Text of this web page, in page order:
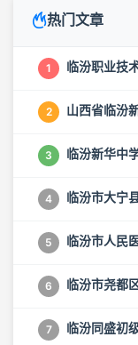
热门文章
1 临汾职业技
2 山西省临汾
3 临汾新华中
4 临汾市大宁
5 临汾市人民
6 临汾市尧都
7 临汾同盛初